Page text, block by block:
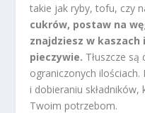
takie jak ryby, tofu, czy
cukrów, postaw na
znajdziesz w kaszach
pieczywie. Tłuszcze
ograniczonych
i dobieraniu
Twoim potrzebom.